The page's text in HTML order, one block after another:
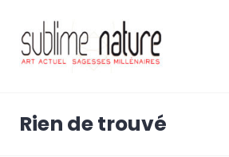
contenu
principal
Rien de trouvé